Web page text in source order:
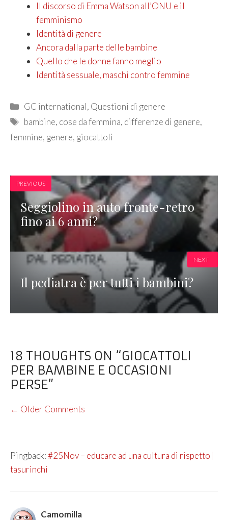
Il discorso di Emma Watson all’ONU e il
femminismo
Identità di genere
Ancora dalla parte delle bambine
Quello che le donne fanno meglio
Identità sessuale, maschi contro femmine
Categories
GC international, Questioni di genere
Tags
bambine, cose da femmina, differenze di genere,
femmine, genere, giocattoli
PREVIOUS
Seggiolino in auto fronte-retro
fino ai 6 anni?
Il pediatra è per tutti i bambini?
NEXT
18 THOUGHTS ON “GIOCATTOLI
PER BAMBINE E OCCASIONI
PERSE”
COMMENT
← Older Comments
Pingback:#25Nov – educare ad una cultura di rispetto |
tasurinchi
Camomilla